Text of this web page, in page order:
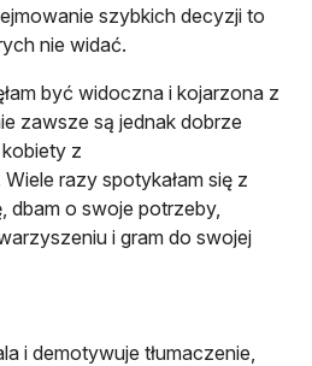
szybkich decyzji to
nie widać.
być widoczna i kojarzona z
zawsze są jednak dobrze
z
razy spotykałam się z
dbam o swoje potrzeby,
i gram do swojej
i demotywuje tłumaczenie,